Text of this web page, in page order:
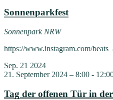
Sonnenparkfest
Sonnenpark NRW
https://www.instagram.com/
Sep. 21 2024
21. September 2024 – 8:00 -
Tag der offenen Tür in